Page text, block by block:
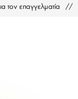
Για τον επαγγελματία /